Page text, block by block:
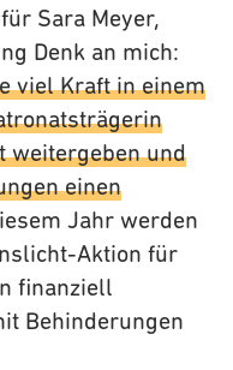
Sara Meyer,
Denk an mich:
viel Kraft in einem
weitergeben und
einen
Jahr werden
Aktion für
finanziell
Behinderungen